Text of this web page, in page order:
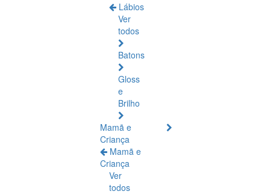
Lábios
Ver
todos
Batons
Gloss
e
Brilho
Mamã e
Criança
Mamã e
Criança
Ver
todos